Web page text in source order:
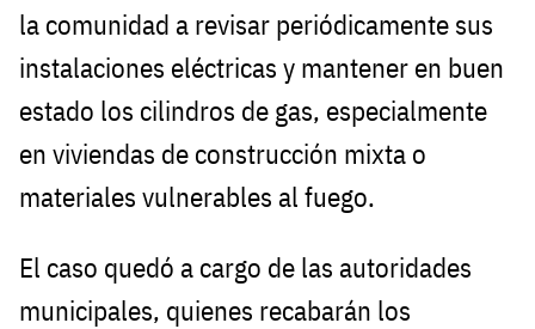
la comunidad a revisar periódicamente sus
instalaciones eléctricas y mantener en buen
estado los cilindros de gas, especialmente
en viviendas de construcción mixta o
materiales vulnerables al fuego.
El caso quedó a cargo de las autoridades
municipales, quienes recabarán los